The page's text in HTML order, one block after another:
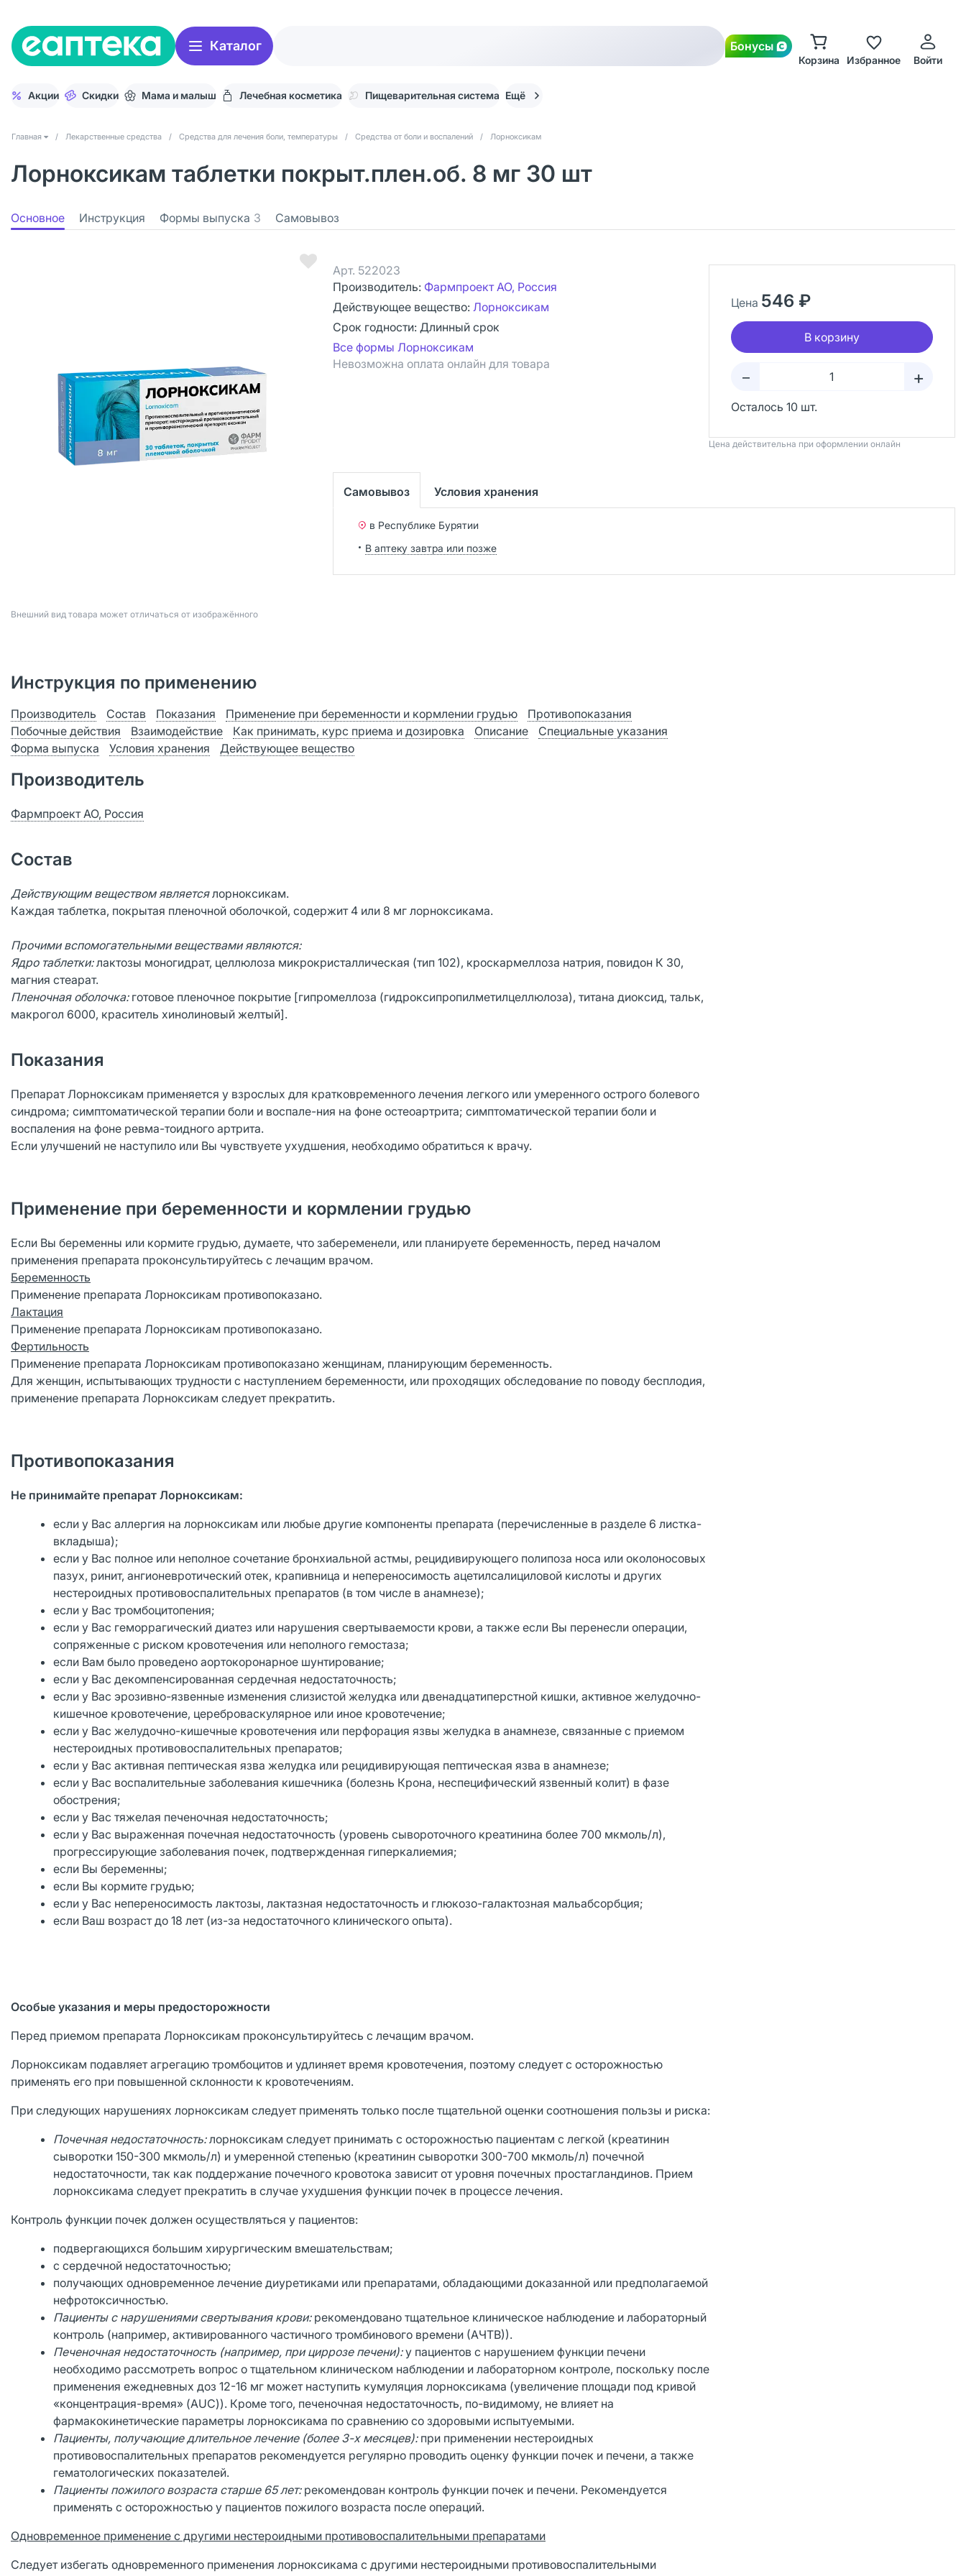
Каталог Бонусы
Корзина Избранное Войти
Акции Скидки Мама и малыш Лечебная косметика Пищеварительная система Ещё
Главная / Лекарственные средства / Средства для лечения боли, температуры / Средства от боли и воспалений / Лорноксикам
Лорноксикам таблетки покрыт.плен.об. 8 мг 30 шт
Основное Инструкция Формы выпуска 3 Самовывоз
Bнешний вид товара может отличаться от изображённого
Арт. 522023
Производитель: Фармпроект АО, Россия
Действующее вещество: Лорноксикам
Срок годности: Длинный срок
Все формы Лорноксикам
Невозможна оплата онлайн для товара
Цена 546 ₽
В корзину
– +
Осталось 10 шт.
Цена действительна при оформлении онлайн
Самовывоз Условия хранения
в Республике Бурятии
В аптеку завтра или позже
Инструкция по применению
Производитель Состав Показания Применение при беременности и кормлении грудью
Противопоказания
Побочные действия
Взаимодействие Как принимать, курс приема и дозировка Описание
Специальные указания
Форма выпуска
Условия хранения Действующее вещество
Производитель
Фармпроект АО, Россия
Состав
Действующим веществом являетсялорноксикам.
Каждая таблетка, покрытая пленочной оболочкой, содержит 4 или 8 мг лорноксикама.
Прочими вспомогательными веществами являются:
Ядро таблетки:лактозы моногидрат, целлюлоза микрокристаллическая (тип 102), кроскармеллоза натрия, повидон К 30,
магния стеарат.
Пленочная оболочка: готовое пленочное покрытие [гипромеллоза (гидроксипропилметилцеллюлоза), титана диоксид, тальк,
макрогол 6000, краситель хинолиновый желтый].
Показания
Препарат Лорноксикам применяется у взрослых для кратковременного лечения легкого или умеренного острого болевого
синдрома; симптоматической терапии боли и воспале-ния на фоне остеоартрита; симптоматической терапии боли и
воспаления на фоне ревма-тоидного артрита.
Если улучшений не наступило или Вы чувствуете ухудшения, необходимо обратиться к врачу.
Применение при беременности и кормлении грудью
Если Вы беременны или кормите грудью, думаете, что забеременели, или планируете беременность, перед началом
применения препарата проконсультируйтесь с лечащим врачом.
Беременность
Применение препарата Лорноксикам противопоказано.
Лактация
Применение препарата Лорноксикам противопоказано.
Фертильность
Применение препарата Лорноксикам противопоказано женщинам, планирующим беременность.
Для женщин, испытывающих трудности с наступлением беременности, или проходящих обследование по поводу бесплодия,
применение препарата Лорноксикам следует прекратить.
Противопоказания
Не принимайте препарат Лорноксикам:
если у Вас аллергия на лорноксикам или любые другие компоненты препарата (перечисленные в разделе 6 листка-
вкладыша);
если у Вас полное или неполное сочетание бронхиальной астмы, рецидивирующего полипоза носа или околоносовых
пазух, ринит, ангионевротический отек, крапивница и непереносимость ацетилсалициловой кислоты и других
нестероидных противовоспалительных препаратов (в том числе в анамнезе);
если у Вас тромбоцитопения;
если у Вас геморрагический диатез или нарушения свертываемости крови, а также если Вы перенесли операции,
сопряженные с риском кровотечения или неполного гемостаза;
если Вам было проведено аортокоронарное шунтирование;
если у Вас декомпенсированная сердечная недостаточность;
если у Вас эрозивно-язвенные изменения слизистой желудка или двенадцатиперстной кишки, активное желудочно-
кишечное кровотечение, цереброваскулярное или иное кровотечение;
если у Вас желудочно-кишечные кровотечения или перфорация язвы желудка в анамнезе, связанные с приемом
нестероидных противовоспалительных препаратов;
если у Вас активная пептическая язва желудка или рецидивирующая пептическая язва в анамнезе;
если у Вас воспалительные заболевания кишечника (болезнь Крона, неспецифический язвенный колит) в фазе
обострения;
если у Вас тяжелая печеночная недостаточность;
если у Вас выраженная почечная недостаточность (уровень сывороточного креатинина более 700 мкмоль/л),
прогрессирующие заболевания почек, подтвержденная гиперкалиемия;
если Вы беременны;
если Вы кормите грудью;
если у Вас непереносимость лактозы, лактазная недостаточность и глюкозо-галактозная мальабсорбция;
если Ваш возраст до 18 лет (из-за недостаточного клинического опыта).
Особые указания и меры предосторожности
Перед приемом препарата Лорноксикам проконсультируйтесь с лечащим врачом.
Лорноксикам подавляет агрегацию тромбоцитов и удлиняет время кровотечения, поэтому следует с осторожностью
применять его при повышенной склонности к кровотечениям.
При следующих нарушениях лорноксикам следует применять только после тщательной оценки соотношения пользы и риска:
Почечная недостаточность:лорноксикам следует принимать с осторожностью пациентам с легкой (креатинин
сыворотки 150-300 мкмоль/л) и умеренной степенью (креатинин сыворотки 300-700 мкмоль/л) почечной
недостаточности, так как поддержание почечного кровотока зависит от уровня почечных простагландинов. Прием
лорноксикама следует прекратить в случае ухудшения функции почек в процессе лечения.
Контроль функции почек должен осуществляться у пациентов:
подвергающихся большим хирургическим вмешательствам;
с сердечной недостаточностью;
получающих одновременное лечение диуретиками или препаратами, обладающими доказанной или предполагаемой
нефротоксичностью.
Пациенты с нарушениями свертывания крови:рекомендовано тщательное клиническое наблюдение и лабораторный
контроль (например, активированного частичного тромбинового времени (АЧТВ)).
Печеночная недостаточность (например, при циррозе печени):у пациентов с нарушением функции печени
необходимо рассмотреть вопрос о тщательном клиническом наблюдении и лабораторном контроле, поскольку после
применения ежедневных доз 12-16 мг может наступить кумуляция лорноксикама (увеличение площади под кривой
«концентрация-время» (AUC)). Кроме того, печеночная недостаточность, по-видимому, не влияет на
фармакокинетические параметры лорноксикама по сравнению со здоровыми испытуемыми.
Пациенты, получающие длительное лечение (более 3-х месяцев):при применении нестероидных
противовоспалительных препаратов рекомендуется регулярно проводить оценку функции почек и печени, а также
гематологических показателей.
Пациенты пожилого возраста старше 65 лет:рекомендован контроль функции почек и печени. Рекомендуется
применять с осторожностью у пациентов пожилого возраста после операций.
Одновременное применение с другими нестероидными противовоспалительными препаратами
Следует избегать одновременного применения лорноксикама с другими нестероидными противовоспалительными